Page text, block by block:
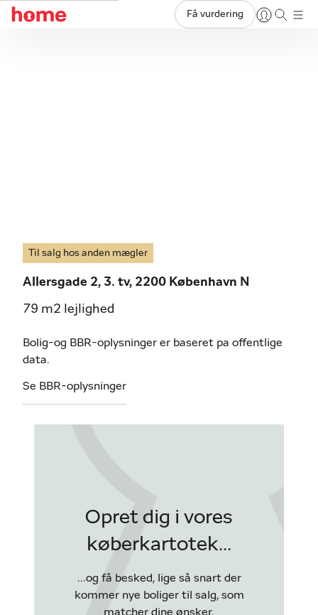
Få vurdering
Til salg hos anden mægler
Allersgade 2, 3. tv, 2200 København N
79 m2 lejlighed
Bolig-og BBR-oplysninger er baseret pa offentlige
data.
Se BBR-oplysninger
Opret dig i vores
køberkartotek...
...og få besked, lige så snart der
kommer nye boliger til salg, som
matcher dine ønsker.